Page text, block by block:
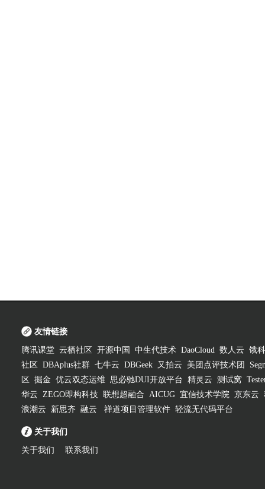
友情链接
腾讯课堂 云栖社区 开源中国 中生代技术 DaoCloud 数人云 饿
社区
DBAplus社群 七牛云 DBGeek 又拍云 美团点评技术团
区
掘金 优云双态运维 思必驰DUI开放平台 精灵云 测试窝
华云 ZEGO即构科技 联想超融合 AICUG 宜信技术学院 京东云
浪潮云
新思齐 融云 禅道项目管理软件 轻流无代码平台
关于我们
关于我们 联系我们